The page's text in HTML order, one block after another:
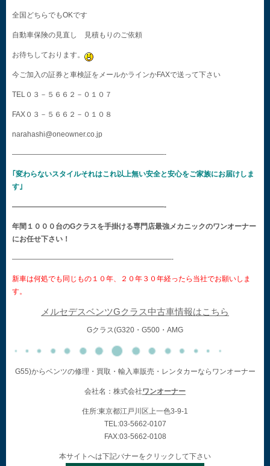
全国どちらでもOKです
自動車保険の見直し 見積もりのご依頼
お待ちしております。
今ご加入の証券と車検証をメールかラインかFAXで送って下さい
TEL０３－５６６２－０１０７
FAX０３－５６６２－０１０８
narahashi@oneowner.co.jp
—————————————————————-
｢変わらないスタイルそれはこれ以上無い安全と安心をご家族にお届けしま
す｣
—————————————————————-
年間１０００台のGクラスを手掛ける専門店最強メカニックのワンオーナー
にお任せ下さい！
——————————————————————-
新車は何処でも同じもの１０年、２０年３０年経ったら当社でお願いしま
す。
メルセデスベンツGクラス中古車情報はこちら
Gクラス(G320・G500・AMG
G55)からベンツの修理・買取・輸入車販売・レンタカーならワンオーナー
会社名：株式会社ワンオーナー
住所:東京都江戸川区上一色3-9-1
TEL:03-5662-0107
FAX:03-5662-0108
本サイトへは下記バナーをクリックして下さい